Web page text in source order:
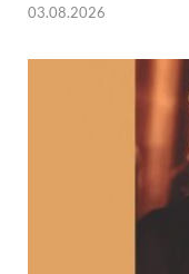
03.08.2026